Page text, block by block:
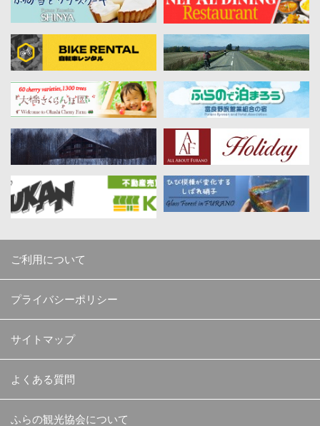
ご利用について
プライバシーポリシー
サイトマップ
よくある質問
ふらの観光協会について